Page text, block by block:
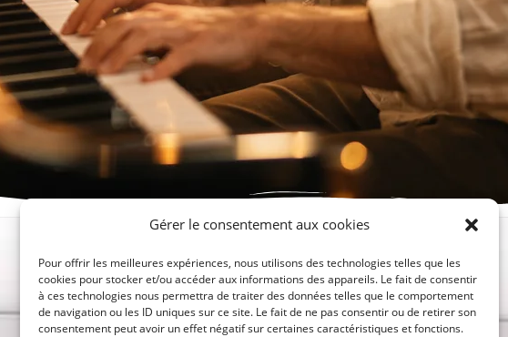
Gérer le consentement aux cookies
Pour offrir les meilleures expériences, nous utilisons des technologies telles que les
cookies pour stocker et/ou accéder aux informations des appareils. Le fait de consentir
à ces technologies nous permettra de traiter des données telles que le comportement
de navigation ou les ID uniques sur ce site. Le fait de ne pas consentir ou de retirer son
consentement peut avoir un effet négatif sur certaines caractéristiques et fonctions.